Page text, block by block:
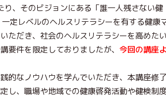
、そのビジョンにある「誰一人残さない健
定レベルのヘルスリテラシーを有する健康
ただき、社会のヘルスリテラシーを高めたい
要件を限定しておりましたが、 今回の講座よ
的なノウハウを学んでいただき、本講座修
し、職場や地域での健康啓発活動や健検制度